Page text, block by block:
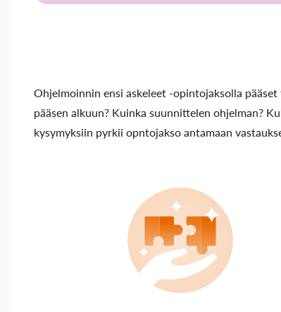
Ohjelmoinnin ensi askeleet -opintojaksolla
pääsen alkuun? Kuinka suunnittelen ohjelman?
kysymyksiin pyrkii opntojakso antamaan